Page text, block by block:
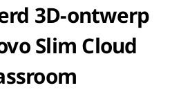
3D-ontwerp
Slim Cloud